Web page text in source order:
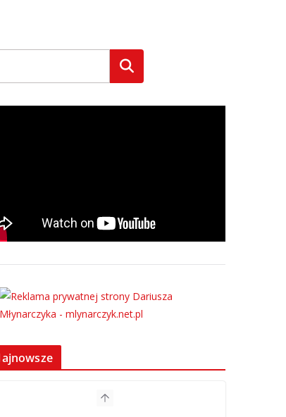
Szukaj